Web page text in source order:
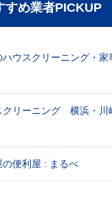
すめ業者PICKUP
ハウスクリーニング・家
クリーニング 横浜・川
の便利屋 : まるべ